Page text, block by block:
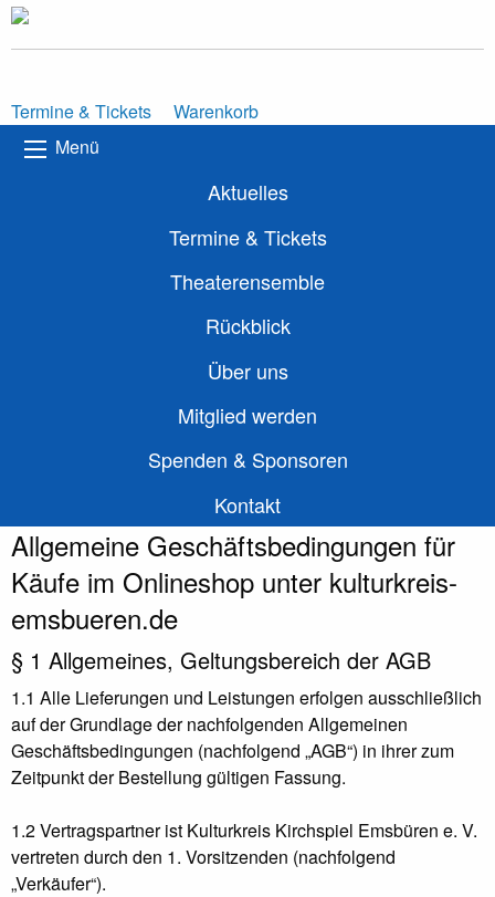
Termine & Tickets
Warenkorb
Menü
Aktuelles
Termine & Tickets
Theaterensemble
Rückblick
Über uns
Mitglied werden
Spenden & Sponsoren
Kontakt
Allgemeine Geschäftsbedingungen für
Käufe im Onlineshop unter kulturkreis-
emsbueren.de
§ 1 Allgemeines, Geltungsbereich der AGB
1.1 Alle Lieferungen und Leistungen erfolgen ausschließlich
auf der Grundlage der nachfolgenden Allgemeinen
Geschäftsbedingungen (nachfolgend „AGB“) in ihrer zum
Zeitpunkt der Bestellung gültigen Fassung.
1.2 Vertragspartner ist Kulturkreis Kirchspiel Emsbüren e. V.
vertreten durch den 1. Vorsitzenden (nachfolgend
„Verkäufer“).